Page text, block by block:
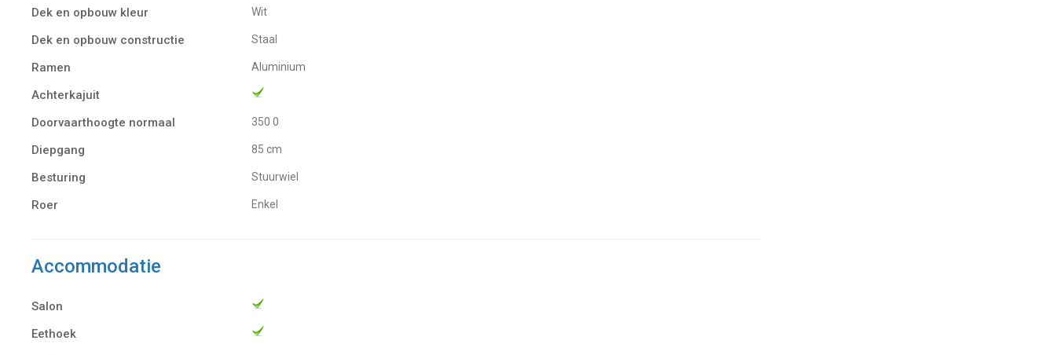
Dek en opbouw kleur Wit
Dek en opbouw constructie Staal
Ramen Aluminium
Achterkajuit
Doorvaarthoogte normaal
350 0
Diepgang 85 cm
Besturing Stuurwiel
Roer Enkel
Accommodatie
Salon
Eethoek